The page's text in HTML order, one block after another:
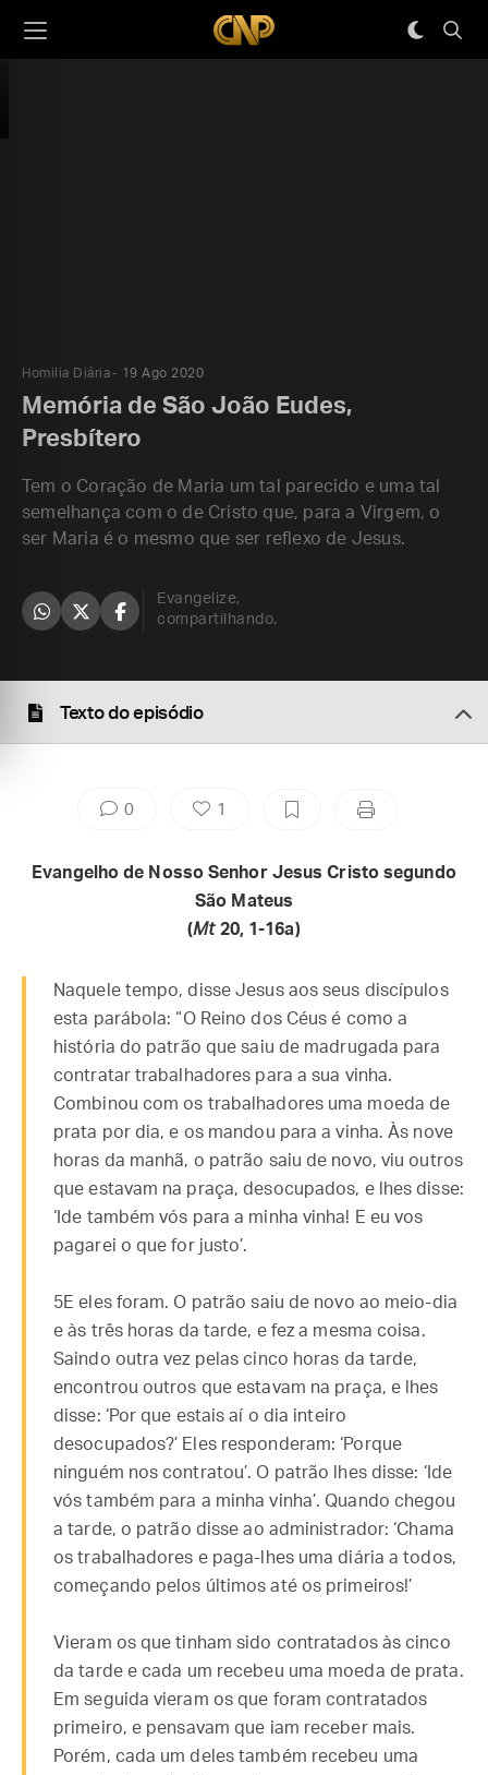
Homilia Diária 19 Ago 2020
Memória de São João Eudes,
Presbítero
Tem o Coração de Maria um tal parecido e uma tal
semelhança com o de Cristo que, para a Virgem, o
ser Maria é o mesmo que ser reflexo de Jesus.
Evangelize,
compartilhando.
Texto do episódio
0 1
Evangelho de Nosso Senhor Jesus Cristo segundo
São Mateus
(Mt20, 1-16a)
Naquele tempo, disse Jesus aos seus discípulos
esta parábola: “O Reino dos Céus é como a
história do patrão que saiu de madrugada para
contratar trabalhadores para a sua vinha.
Combinou com os trabalhadores uma moeda de
prata por dia, e os mandou para a vinha. Às nove
horas da manhã, o patrão saiu de novo, viu outros
que estavam na praça, desocupados, e lhes disse:
‘Ide também vós para a minha vinha! E eu vos
pagarei o que for justo’.
5E eles foram. O patrão saiu de novo ao meio-dia
e às três horas da tarde, e fez a mesma coisa.
Saindo outra vez pelas cinco horas da tarde,
encontrou outros que estavam na praça, e lhes
disse: ‘Por que estais aí o dia inteiro
desocupados?’ Eles responderam: ‘Porque
ninguém nos contratou’. O patrão lhes disse: ‘Ide
vós também para a minha vinha’. Quando chegou
a tarde, o patrão disse ao administrador: ‘Chama
os trabalhadores e paga-lhes uma diária a todos,
começando pelos últimos até os primeiros!’
Vieram os que tinham sido contratados às cinco
da tarde e cada um recebeu uma moeda de prata.
Em seguida vieram os que foram contratados
primeiro, e pensavam que iam receber mais.
Porém, cada um deles também recebeu uma